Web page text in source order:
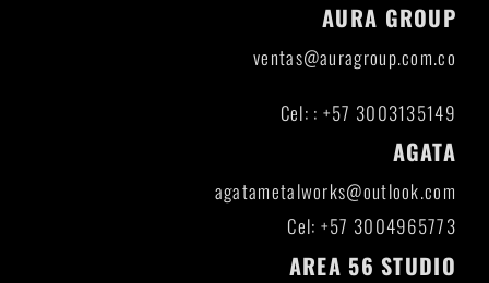
AURA GROUP
ventas@auragroup.com.co
Cel: : +57 3003135149
AGATA
agatametalworks@outlook.com
Cel: +57 3004965773
AREA 56 STUDIO